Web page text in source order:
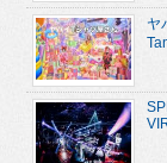
ヤ